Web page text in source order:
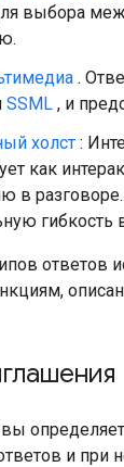
выбора
.
SSML , и
холст :
как
в
гибкость
ответов
вы
и